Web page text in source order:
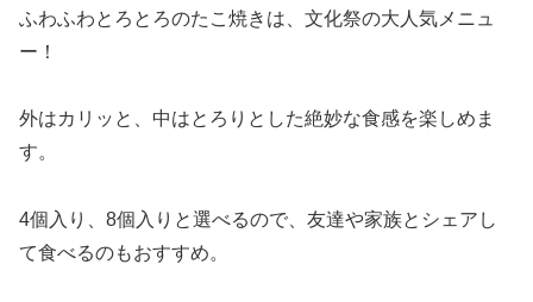
ふわふわとろとろのたこ焼きは、文化祭の大人気メニュ
ー！
外はカリッと、中はとろりとした絶妙な食感を楽しめま
す。
4個入り、8個入りと選べるので、友達や家族とシェアし
て食べるのもおすすめ。